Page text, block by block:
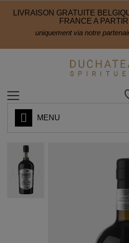
LIVRAISON GRATUITE
FRANCE A
uniquement via notre
MENU